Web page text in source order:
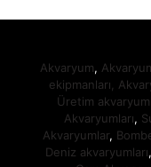
Akvaryum,
ekipmanları,
Üretim
Akvaryumları,
Akvaryumlar,
Deniz akvaryumları,